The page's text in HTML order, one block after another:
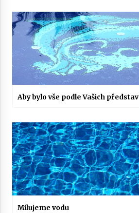
Aby bylo vše podle Vašich představ
Milujeme vodu